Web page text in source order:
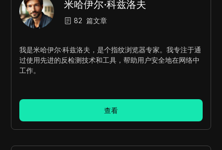
米哈伊尔·科兹洛夫
82 篇文章
我是米哈伊尔·科兹洛夫，是个指纹浏览器专家。我专注于通
过使用先进的反检测技术和工具，帮助用户安全地在网络中
工作。
查看